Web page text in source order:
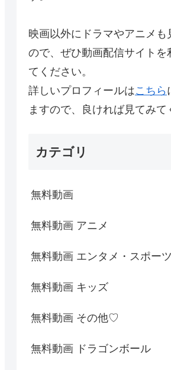
映画以外にドラマやアニメも
ので、ぜひ動画配信サイトを
てください。
詳しいプロフィールはこちら
ますので、良ければ見てみて
カテゴリ
無料動画
無料動画 アニメ
無料動画 エンタメ・スポーツ
無料動画 キッズ
無料動画 その他♡
無料動画 ドラゴンボール